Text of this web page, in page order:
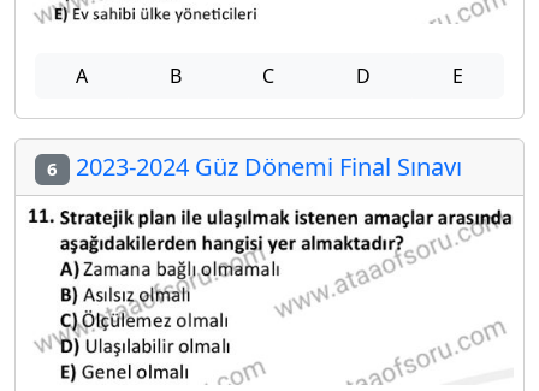
A B C D E
6 2023-2024 Güz Dönemi Final Sınavı